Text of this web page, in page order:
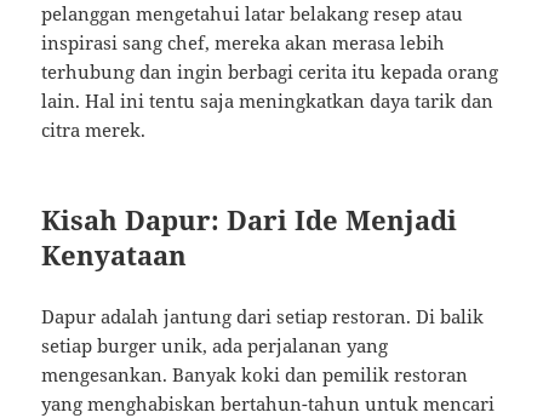
pelanggan mengetahui latar belakang resep atau
inspirasi sang chef, mereka akan merasa lebih
terhubung dan ingin berbagi cerita itu kepada orang
lain. Hal ini tentu saja meningkatkan daya tarik dan
citra merek.
Kisah Dapur: Dari Ide Menjadi
Kenyataan
Dapur adalah jantung dari setiap restoran. Di balik
setiap burger unik, ada perjalanan yang
mengesankan. Banyak koki dan pemilik restoran
yang menghabiskan bertahun-tahun untuk mencari